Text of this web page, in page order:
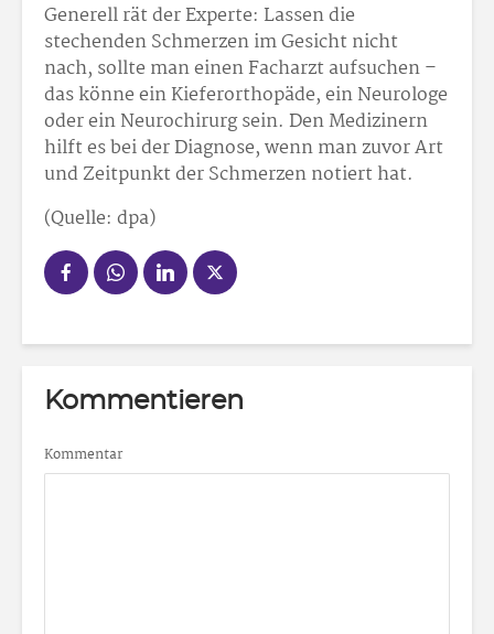
Generell rät der Experte: Lassen die
stechenden Schmerzen im Gesicht nicht
nach, sollte man einen Facharzt aufsuchen –
das könne ein Kieferorthopäde, ein Neurologe
oder ein Neurochirurg sein. Den Medizinern
hilft es bei der Diagnose, wenn man zuvor Art
und Zeitpunkt der Schmerzen notiert hat.
(Quelle: dpa)
Kommentieren
Kommentar